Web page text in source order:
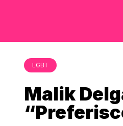
LGBT
Malik